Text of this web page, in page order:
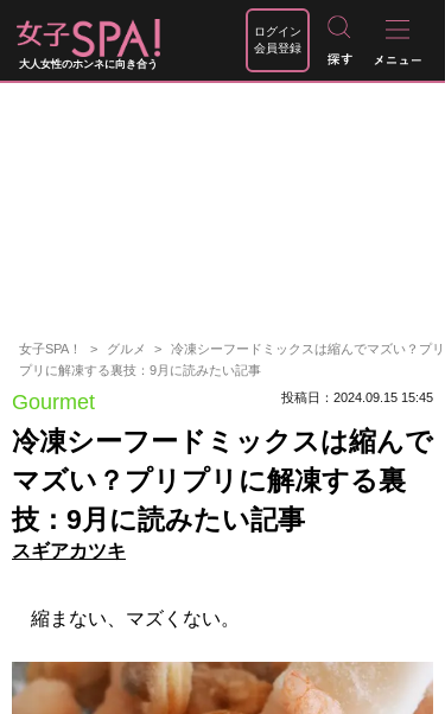
大人女性のホンネに向き合う
ログイン
会員登録
女子SPA！ グルメ
冷凍シーフードミックスは縮んでマズい？プリ
プリに解凍する裏技：9月に読みたい記事
Gourmet 投稿日：2024.09.15 15:45
冷凍シーフードミックスは縮んで
マズい？プリプリに解凍する裏
技：9月に読みたい記事
スギアカツキ
縮まない、マズくない。